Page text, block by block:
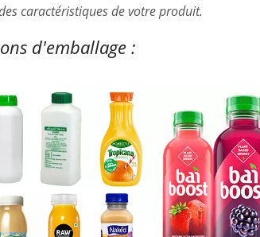
caractéristiques de votre produit.
d'emballage :